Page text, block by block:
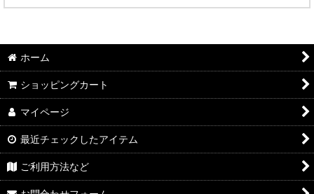
ホーム
ショッピングカート
マイページ
最近チェックしたアイテム
ご利用方法など